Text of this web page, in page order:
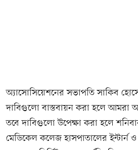
অ্যাসোসিয়েশনের সভাপতি সাকিব
দাবিগুলো বাস্তবায়ন করা হলে আমরা
তবে দাবিগুলো উপেক্ষা করা হলে
মেডিকেল কলেজ হাসপাতালের ইন্টার্ন ও